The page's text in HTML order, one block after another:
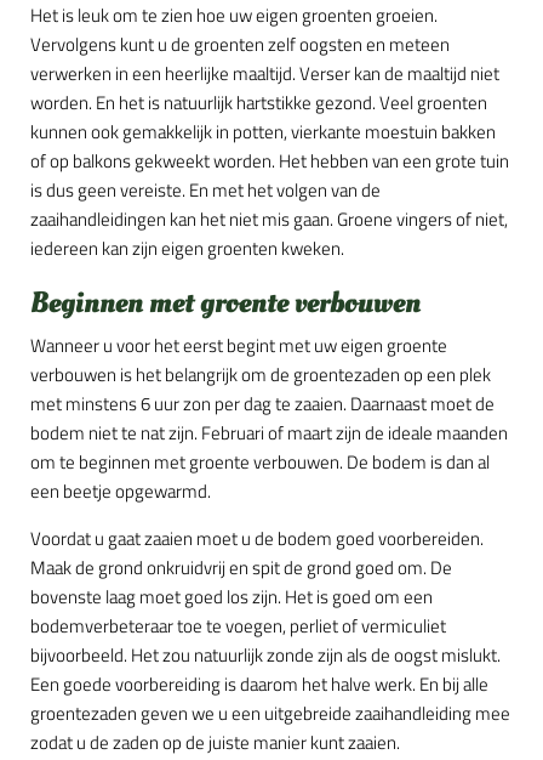
Het is leuk om te zien hoe uw eigen groenten groeien.
Vervolgens kunt u de groenten zelf oogsten en meteen
verwerken in een heerlijke maaltijd. Verser kan de maaltijd niet
worden. En het is natuurlijk hartstikke gezond. Veel groenten
kunnen ook gemakkelijk in potten, vierkante moestuin bakken
of op balkons gekweekt worden. Het hebben van een grote tuin
is dus geen vereiste. En met het volgen van de
zaaihandleidingen kan het niet mis gaan. Groene vingers of niet,
iedereen kan zijn eigen groenten kweken.
Beginnen met groente verbouwen
Wanneer u voor het eerst begint met uw eigen groente
verbouwen is het belangrijk om de groentezaden op een plek
met minstens 6 uur zon per dag te zaaien. Daarnaast moet de
bodem niet te nat zijn. Februari of maart zijn de ideale maanden
om te beginnen met groente verbouwen. De bodem is dan al
een beetje opgewarmd.
Voordat u gaat zaaien moet u de bodem goed voorbereiden.
Maak de grond onkruidvrij en spit de grond goed om. De
bovenste laag moet goed los zijn. Het is goed om een
bodemverbeteraar toe te voegen, perliet of vermiculiet
bijvoorbeeld. Het zou natuurlijk zonde zijn als de oogst mislukt.
Een goede voorbereiding is daarom het halve werk. En bij alle
groentezaden geven we u een uitgebreide zaaihandleiding mee
zodat u de zaden op de juiste manier kunt zaaien.